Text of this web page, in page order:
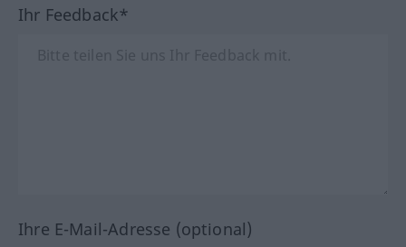
Ihr Feedback*
Ihre E-Mail-Adresse (optional)